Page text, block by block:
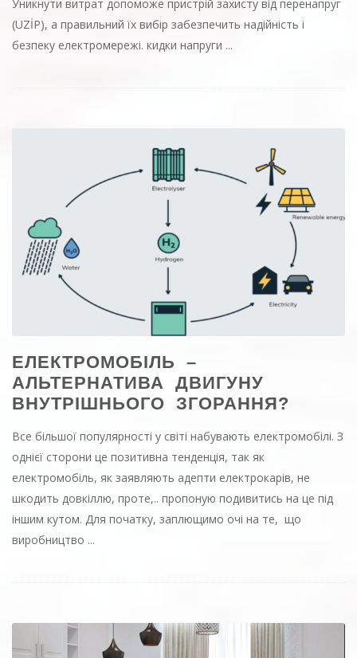
Уникнути витрат допоможе пристрій захисту від перенапруг
(UZİP), а правильний їх вибір забезпечить надійність і
безпеку електромережі. кидки напруги ...
ЕЛЕКТРОМОБІЛЬ –
АЛЬТЕРНАТИВА ДВИГУНУ
ВНУТРІШНЬОГО ЗГОРАННЯ?
Все більшої популярності у світі набувають електромобілі. З
однієї сторони це позитивна тенденція, так як
електромобіль, як заявляють адепти електрокарів, не
шкодить довкіллю, проте,.. пропоную подивитись на це під
іншим кутом. Для початку, заплющимо очі на те, що
виробництво ...